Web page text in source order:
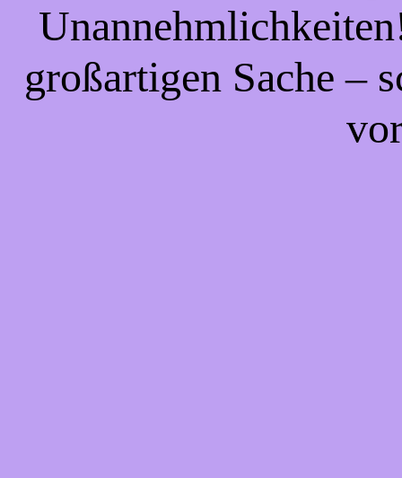
großartigen Sache –